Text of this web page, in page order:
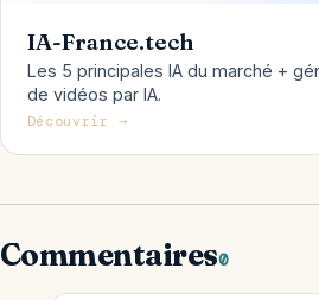
IA-France.tech
Les 5 principales IA du marché +
de vidéos par IA.
Découvrir →
Commentaires0